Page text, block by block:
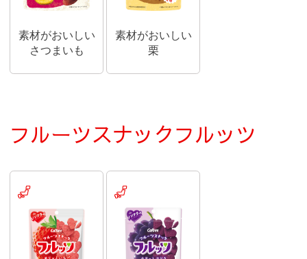
素材がおいしい
さつまいも
素材がおいしい
栗
フルーツスナックフルッツ